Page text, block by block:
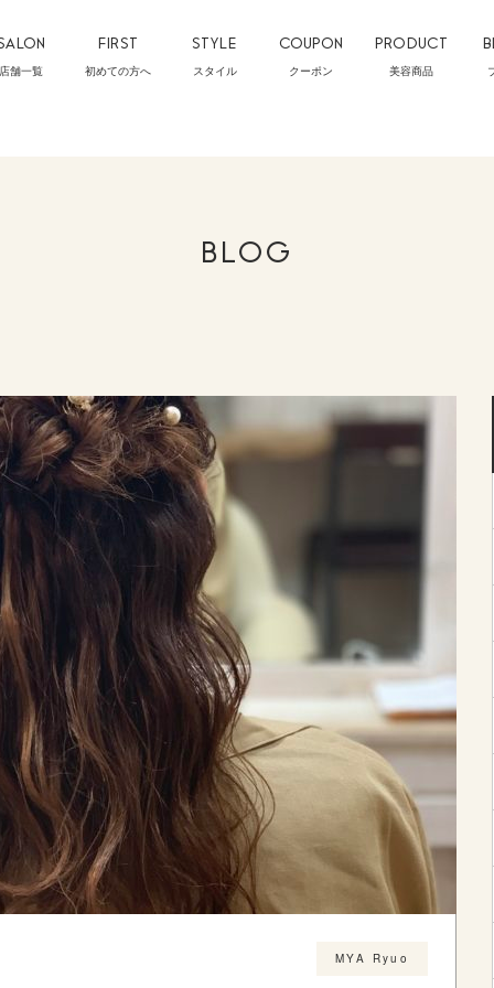
店舗一覧
FIRST
初めての方へ
STYLE
スタイル
COUPON
クーポン
PRODUCT
美容商品
BLOG
MYA Ryuo